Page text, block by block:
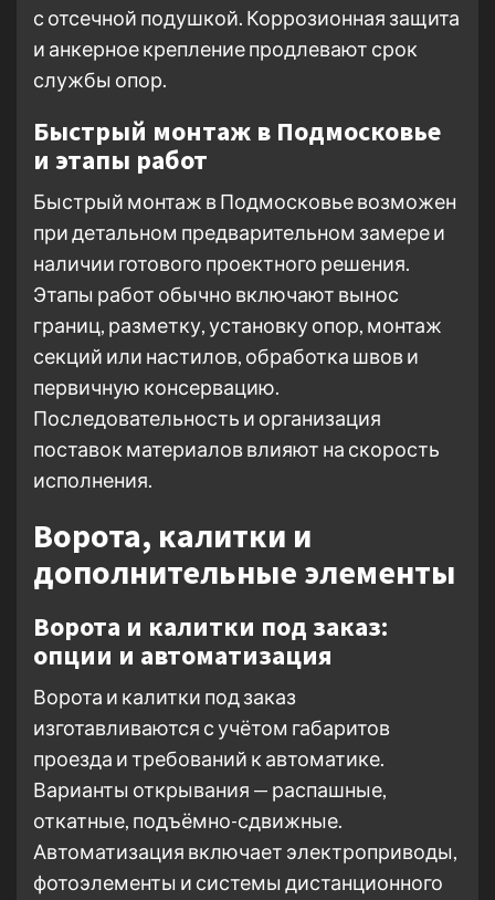
с отсечной подушкой. Коррозионная защита
и анкерное крепление продлевают срок
службы опор.
Быстрый монтаж в Подмосковье
и этапы работ
Быстрый монтаж в Подмосковье возможен
при детальном предварительном замере и
наличии готового проектного решения.
Этапы работ обычно включают вынос
границ, разметку, установку опор, монтаж
секций или настилов, обработка швов и
первичную консервацию.
Последовательность и организация
поставок материалов влияют на скорость
исполнения.
Ворота, калитки и
дополнительные элементы
Ворота и калитки под заказ:
опции и автоматизация
Ворота и калитки под заказ
изготавливаются с учётом габаритов
проезда и требований к автоматике.
Варианты открывания — распашные,
откатные, подъёмно-сдвижные.
Автоматизация включает электроприводы,
фотоэлементы и системы дистанционного